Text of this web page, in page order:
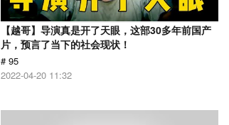
【越哥】导演真是开了天眼，这部30多年前国产
片，预言了当下的社会现状！
# 95
2022-04-20 11:32